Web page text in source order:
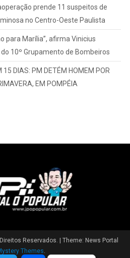
prende 11 suspeitos de
no Centro-Oeste Paulista
para Marília”, afirma Vinicius
10º Grupamento de Bombeiros
15 DIAS: PM DETÉM HOMEM POR
EM POMPÉIA
Reservados. | Theme: News Portal
Themes.